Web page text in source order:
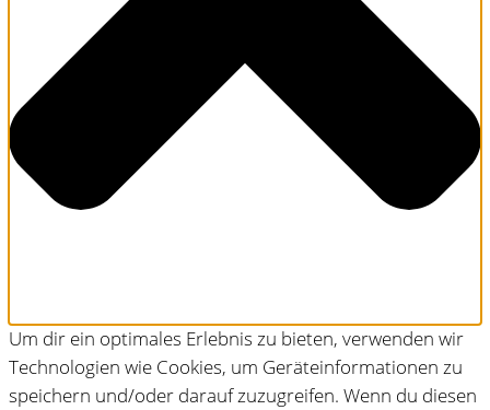
Um dir ein optimales Erlebnis zu bieten, verwenden wir
Technologien wie Cookies, um Geräteinformationen zu
speichern und/oder darauf zuzugreifen. Wenn du diesen